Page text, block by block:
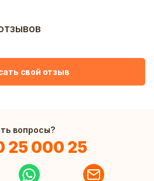
свой отзыв
вопросы?
25 000 25